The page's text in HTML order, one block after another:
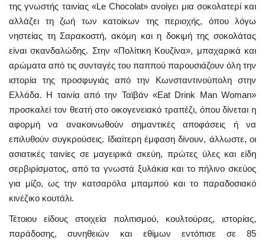
της γνωστής ταινίας «Le Chocolat» ανοίγει μια σοκολατερί και
αλλάζει τη ζωή των κατοίκων της περιοχής, όπου λόγω
νηστείας τη Σαρακοστή, ακόμη και η δοκιμή της σοκολάτας
είναι σκανδαλώδης. Στην «Πολίτικη Κουζίνα», μπαχαρικά και
αρώματα από τις συνταγές του παππού παρουσιάζουν όλη την
ιστορία της προσφυγιάς από την Κωνσταντινούπολη στην
Ελλάδα. Η ταινία από την Ταϊβάν «Eat Drink Man Woman»
προσκαλεί τον θεατή στο οικογενειακό τραπέζι, όπου δίνεται η
αφορμή να ανακοινωθούν σημαντικές αποφάσεις ή να
επιλυθούν συγκρούσεις. Ιδιαίτερη έμφαση δίνουν, άλλωστε, οι
ασιατικές ταινίες σε μαγειρικά σκεύη, πρώτες ύλες και είδη
σερβιρίσματος, από τα γνωστά ξυλάκια και το πήλινο σκεύος
για μίζο, ως την κατσαρόλα μπαμπού και το παραδοσιακό
κινέζικο κουτάλι.
Τέτοιου είδους στοιχεία πολιτισμού, κουλτούρας, ιστορίας,
παράδοσης, συνηθειών και εθίμων εντόπισε σε 85